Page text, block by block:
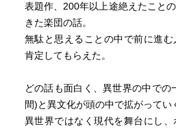
表題作、200年以上途絶えたこと
きた楽団の話。
無駄と思えることの中で前に進
肯定してもらえた。
どの話も面白く、異世界の中で
間)と異文化が頭の中で拡がってい
異世界ではなく現代を舞台にし